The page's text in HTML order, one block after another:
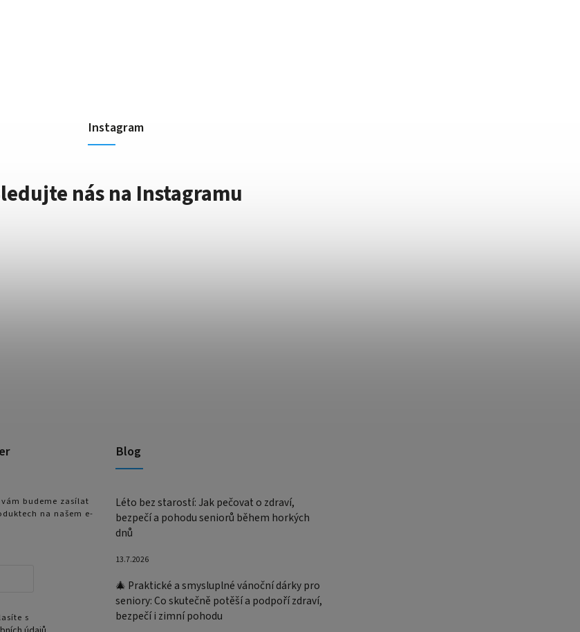
Instagram
nás na Instagramu
budeme zasílat
na našem e-
s
Blog
Léto bez starostí: Jak pečovat o zdraví,
bezpečí a pohodu seniorů během horkých
dnů
13.7.2026
🎄 Praktické a smysluplné vánoční dárky pro
seniory: Co skutečně potěší a podpoří zdraví,
bezpečí i zimní pohodu